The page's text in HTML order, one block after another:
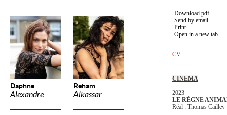
Daphne
Alexandre
Reham
Alkassar
Download pdf
Send by email
Print
Open in a new tab
CV
CINEMA
2023
LE RÈGNE
Réal : Thomas Cailley